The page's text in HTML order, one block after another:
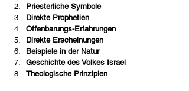
Priesterliche Symbole
Direkte Prophetien
Offenbarungs-Erfahrungen
Direkte Erscheinungen
Beispiele in der Natur
Geschichte des Volkes Israel
Theologische Prinzipien